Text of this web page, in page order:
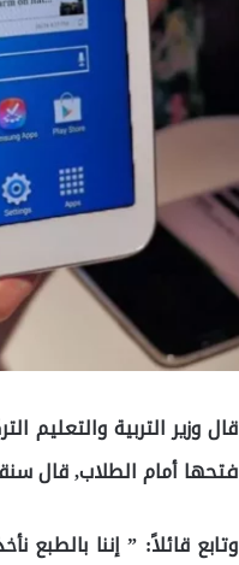
قال وزير التربية والتعليم
فتحها أمام الطلاب, قال
وتابع قائلاً: ” إننا بالطبع